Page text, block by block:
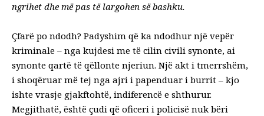
ngrihet dhe më pas të largohen së bashku.
Çfarë po ndodh? Padyshim që ka ndodhur një vepër
kriminale – nga kujdesi me të cilin civili synonte, ai
synonte qartë të qëllonte njeriun. Një akt i tmerrshëm,
i shoqëruar më tej nga ajri i papenduar i burrit – kjo
ishte vrasje gjakftohtë, indiferencë e shthurur.
Megjithatë, është çudi që oficeri i policisë nuk bëri